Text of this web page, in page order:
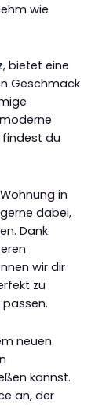
wie
, bietet eine
Geschmack
du
in
dabei,
Dank
wir dir
zu
neuen
kannst.
an, der